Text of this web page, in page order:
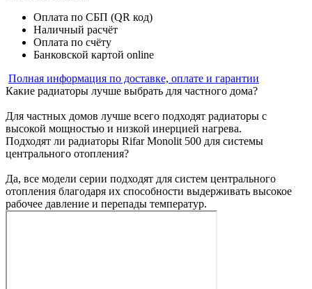
Оплата по СБП (QR код)
Наличный расчёт
Оплата по счёту
Банковской картой online
Полная информация по доставке, оплате и гарантии
Какие радиаторы лучше выбрать для частного дома?
Для частных домов лучше всего подходят радиаторы с
высокой мощностью и низкой инерцией нагрева.
Подходят ли радиаторы Rifar Monolit 500 для системы
центрального отопления?
Да, все модели серии подходят для систем центрального
отопления благодаря их способности выдерживать высокое
рабочее давление и перепады температур.